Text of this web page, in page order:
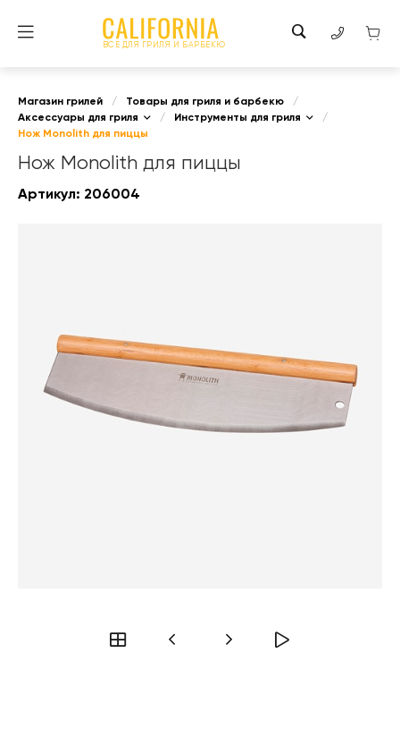
ВСЕ ДЛЯ ГРИЛЯ И БАРБЕКЮ
Магазин грилей / Товары для гриля и барбекю
/
Аксессуары для гриля
/ Инструменты для гриля
/
Нож Monolith для пиццы
Нож Monolith для пиццы
Артикул: 206004